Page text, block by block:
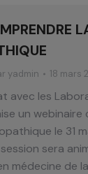
yadmin 18 mars
avec les
un webinaire
le 31
sera
médecine de